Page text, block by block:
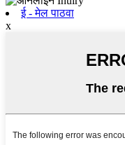
ई - मेल पाठवा
x